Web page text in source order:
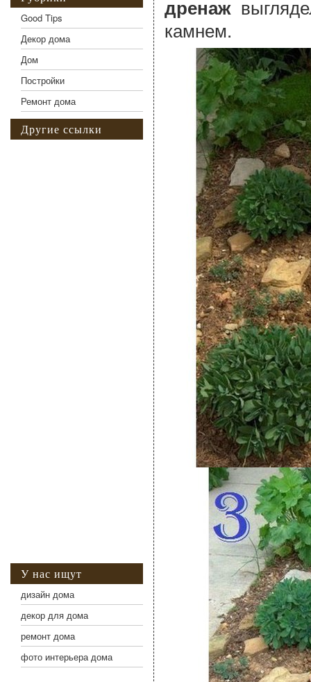
дренаж
камнем.
Good Tips
Декор дома
Дом
Постройки
Ремонт дома
Другие ссылки
У нас ищут
дизайн дома
декор для дома
ремонт дома
фото интерьера дома